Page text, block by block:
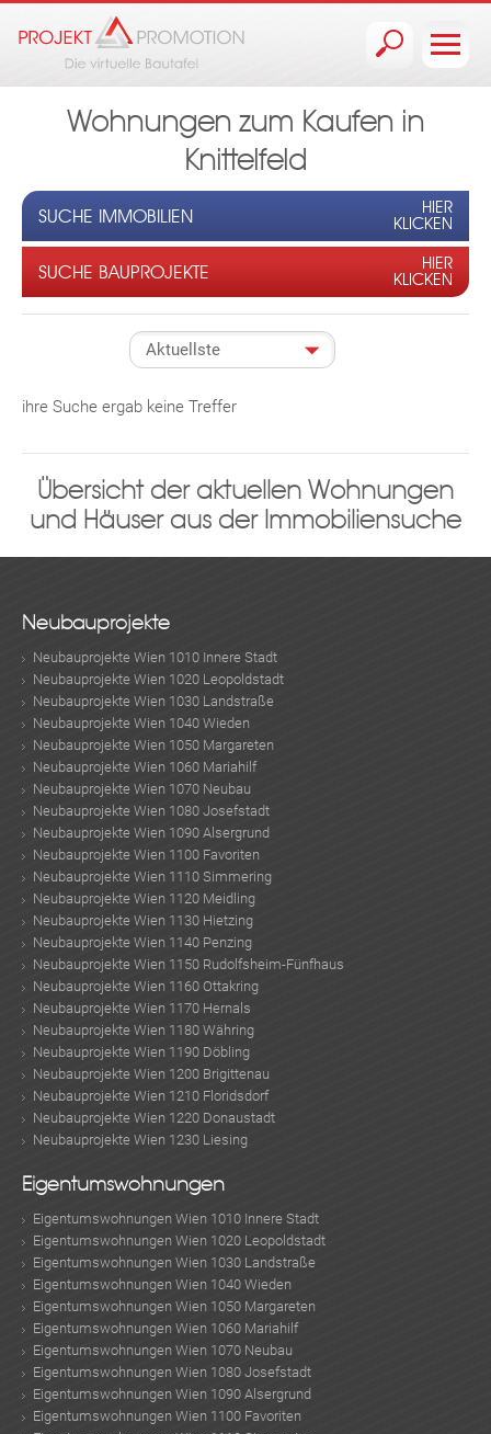
Wohnungen zum Kaufen in
Knittelfeld
SUCHE IMMOBILIEN
HIER
KLICKEN
SUCHE BAUPROJEKTE
HIER
KLICKEN
ihre Suche ergab keine Treffer
Übersicht der aktuellen Wohnungen
und Häuser aus der Immobiliensuche
Neubauprojekte
Neubauprojekte Wien 1010 Innere Stadt
Neubauprojekte Wien 1020 Leopoldstadt
Neubauprojekte Wien 1030 Landstraße
Neubauprojekte Wien 1040 Wieden
Neubauprojekte Wien 1050 Margareten
Neubauprojekte Wien 1060 Mariahilf
Neubauprojekte Wien 1070 Neubau
Neubauprojekte Wien 1080 Josefstadt
Neubauprojekte Wien 1090 Alsergrund
Neubauprojekte Wien 1100 Favoriten
Neubauprojekte Wien 1110 Simmering
Neubauprojekte Wien 1120 Meidling
Neubauprojekte Wien 1130 Hietzing
Neubauprojekte Wien 1140 Penzing
Neubauprojekte Wien 1150 Rudolfsheim-Fünfhaus
Neubauprojekte Wien 1160 Ottakring
Neubauprojekte Wien 1170 Hernals
Neubauprojekte Wien 1180 Währing
Neubauprojekte Wien 1190 Döbling
Neubauprojekte Wien 1200 Brigittenau
Neubauprojekte Wien 1210 Floridsdorf
Neubauprojekte Wien 1220 Donaustadt
Neubauprojekte Wien 1230 Liesing
Eigentumswohnungen
Eigentumswohnungen Wien 1010 Innere Stadt
Eigentumswohnungen Wien 1020 Leopoldstadt
Eigentumswohnungen Wien 1030 Landstraße
Eigentumswohnungen Wien 1040 Wieden
Eigentumswohnungen Wien 1050 Margareten
Eigentumswohnungen Wien 1060 Mariahilf
Eigentumswohnungen Wien 1070 Neubau
Eigentumswohnungen Wien 1080 Josefstadt
Eigentumswohnungen Wien 1090 Alsergrund
Eigentumswohnungen Wien 1100 Favoriten